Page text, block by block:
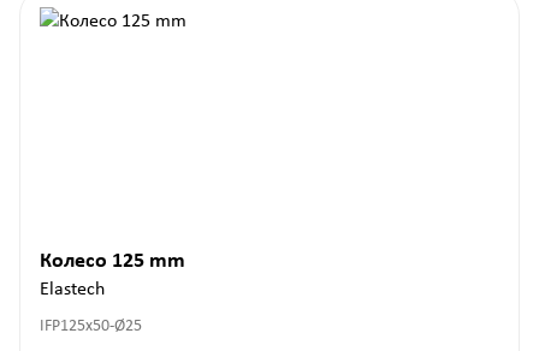
Колесо 125 mm
Elastech
IFP125x50-Ø25